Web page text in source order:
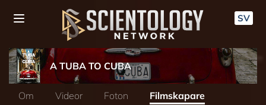
SV
A TUBA TO CUBA
Om Videor Foton Filmskapare